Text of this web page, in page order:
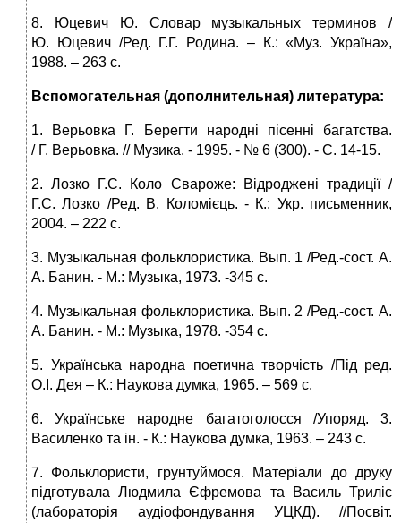
8. Юцевич Ю. Словар музыкальных терминов /
Ю. Юцевич /Ред. Г.Г. Родина. – К.: «Муз. Україна»,
1988. – 263 с.
Вспомогательная (дополнительная) литература:
1. Верьовка Г. Берегти народні пісенні багатства.
/ Г. Верьовка. // Музика. ‑ 1995. ‑ № 6 (300). ‑ С. 14‑15.
2. Лозко Г.С. Коло Свароже: Відроджені традиції /
Г.С. Лозко /Ред. В. Коломієць. ‑ К.: Укр. письменник,
2004. – 222 с.
3. Музыкальная фольклористика. Вып. 1 /Ред.-сост. А.
А. Банин. ‑ М.: Музыка, 1973. ‑345 с.
4. Музыкальная фольклористика. Вып. 2 /Ред.-сост. А.
А. Банин. ‑ М.: Музыка, 1978. ‑354 с.
5. Українська народна поетична творчість /Під ред.
О.І. Дея – К.: Наукова думка, 1965. – 569 с.
6. Українське народне багатоголосся /Упоряд. 3.
Василенко та ін. ‑ К.: Наукова думка, 1963. – 243 с.
7. Фольклористи, грунтуймося. Матеріали до друку
підготувала Людмила Єфремова та Василь Триліс
(лабораторія аудіофондування УЦКД). //Посвіт.